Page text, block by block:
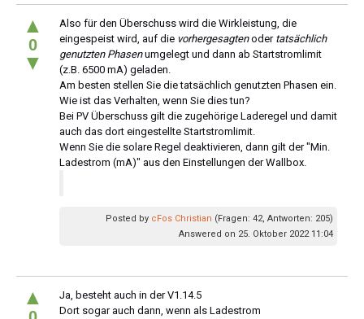
▲
0
▼
Also für den Überschuss wird die Wirkleistung, die
eingespeist wird, auf die vorhergesagtenoder tatsächlich
genutzten Phasenumgelegt und dann ab Startstromlimit
(z.B. 6500 mA) geladen.
Am besten stellen Sie die tatsächlich genutzten Phasen ein.
Wie ist das Verhalten, wenn Sie dies tun?
Bei PV Überschuss gilt die zugehörige Laderegel und damit
auch das dort eingestellte Startstromlimit.
Wenn Sie die solare Regel deaktivieren, dann gilt der "Min.
Ladestrom (mA)" aus den Einstellungen der Wallbox.
Posted by cFos Christian (Fragen: 42, Antworten: 205)
Answered on 25. Oktober 2022 11:04
▲
Ja, besteht auch in der V1.14.5
Dort sogar auch dann, wenn als Ladestrom